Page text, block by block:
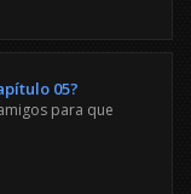
05?
para que